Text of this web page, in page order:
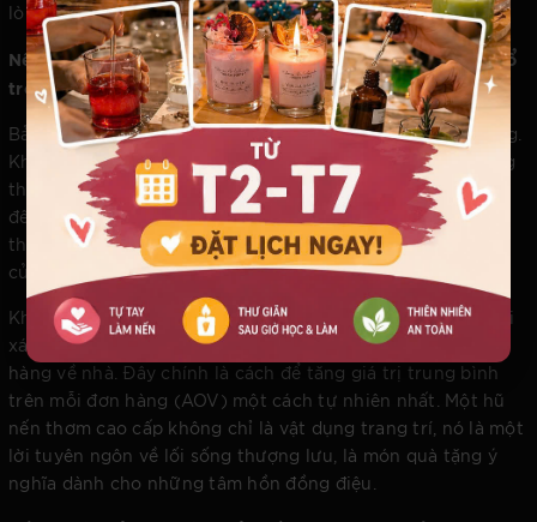
lòng, để lại một dư vị tốt đẹp sau khi kết thúc giao dịch.
Nến thơm, Món quà tặng nghệ thuật dẫn dắt doanh thu bổ
trợ
Bản thân nến thơm cũng là một mặt hàng bán lẻ tiềm năng.
Khi bạn sử dụng nến thơm để tạo bầu không khí, bạn đồng
thời cũng đang giới thiệu một sản phẩm phong cách sống
đến khách hàng. Việc trưng bày những hũ nến thơm nghệ
thuật với thiết kế tinh xảo ngay tại các điểm chạm trong
cửa hàng sẽ kích thích nhu cầu mua sắm bổ trợ.
Khách hàng không chỉ muốn mua bộ quần áo hay chiếc túi
xách, họ muốn mang cả "mùi hương hạnh phúc" của cửa
hàng về nhà. Đây chính là cách để tăng giá trị trung bình
trên mỗi đơn hàng (AOV) một cách tự nhiên nhất. Một hũ
nến thơm cao cấp không chỉ là vật dụng trang trí, nó là một
lời tuyên ngôn về lối sống thượng lưu, là món quà tặng ý
nghĩa dành cho những tâm hồn đồng điệu.